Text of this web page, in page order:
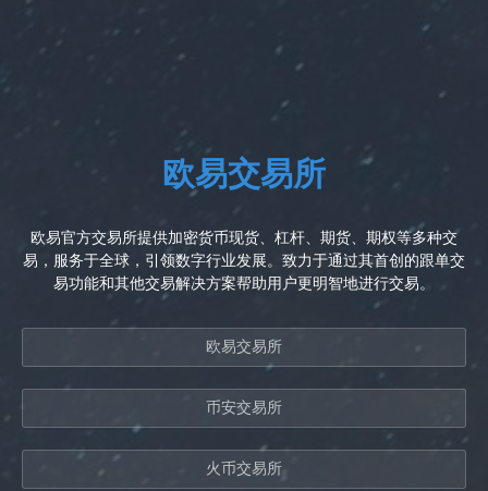
欧易交易所
欧易官方交易所提供加密货币现货、杠杆、期货、期权等多种交
易，服务于全球，引领数字行业发展。致力于通过其首创的跟单交
易功能和其他交易解决方案帮助用户更明智地进行交易。
欧易交易所
币安交易所
火币交易所